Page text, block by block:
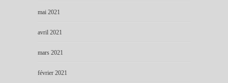
mai 2021
avril 2021
mars 2021
février 2021